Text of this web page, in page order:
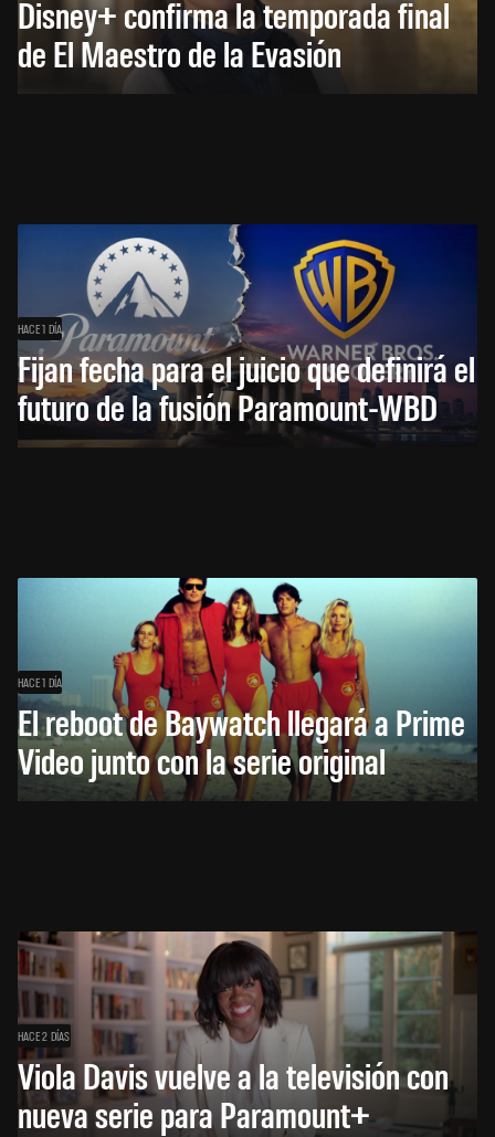
Disney+ confirma la temporada final
de El Maestro de la Evasión
HACE 1 DÍA
Fijan fecha para el juicio que definirá el
futuro de la fusión Paramount-WBD
HACE 1 DÍA
El reboot de Baywatch llegará a Prime
Video junto con la serie original
HACE 2 DÍAS
Viola Davis vuelve a la televisión con
nueva serie para Paramount+